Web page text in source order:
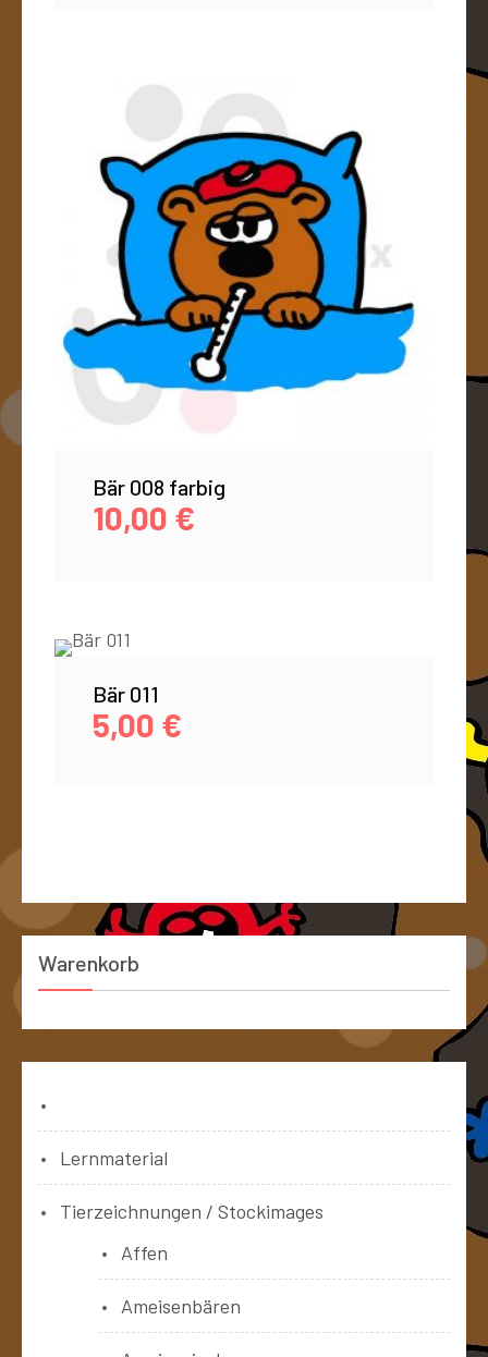
Bär 008 farbig
10,00 €
Bär 011
5,00 €
Warenkorb
Lernmaterial
Tierzeichnungen / Stockimages
Affen
Ameisenbären